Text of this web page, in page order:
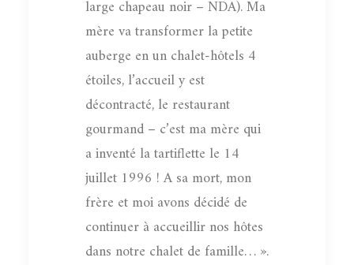
large chapeau noir – NDA). Ma
mère va transformer la petite
auberge en un chalet-hôtels 4
étoiles, l’accueil y est
décontracté, le restaurant
gourmand – c’est ma mère qui
a inventé la tartiflette le 14
juillet 1996 ! A sa mort, mon
frère et moi avons décidé de
continuer à accueillir nos hôtes
dans notre chalet de famille… ».